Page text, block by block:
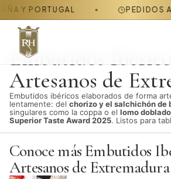
PEDIDOS ANTES DE
Embutidos
Artesanos de
Embutidos ibéricos elaborados de forma
lentamente: del chorizo y el salchichón de
singulares como la coppa o el lomo
Superior Taste Award 2025. Listos para
Conoce más Embutidos
Artesanos de Extremadura